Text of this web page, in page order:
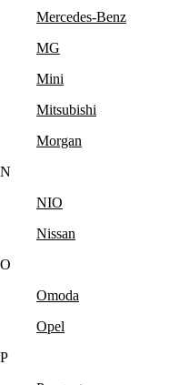
Mercedes-Benz
MG
Mini
Mitsubishi
Morgan
N
NIO
Nissan
O
Omoda
Opel
P